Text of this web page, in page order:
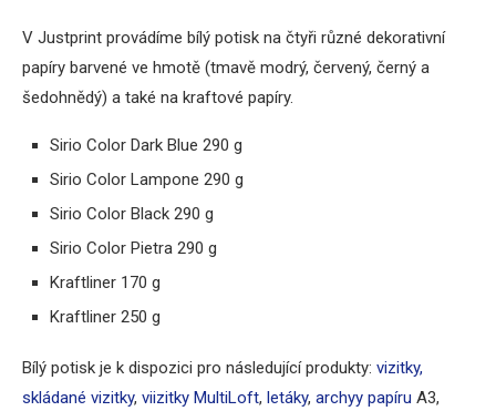
V Justprint provádíme bílý potisk na čtyři různé dekorativní
papíry barvené ve hmotě (tmavě modrý, červený, černý a
šedohnědý) a také na kraftové papíry.
Sirio Color Dark Blue 290 g
Sirio Color Lampone 290 g
Sirio Color Black 290 g
Sirio Color Pietra 290 g
Kraftliner 170 g
Kraftliner 250 g
Bílý potisk je k dispozici pro následující produkty: vizitky,
skládané vizitky, viizitky MultiLoft, letáky, archyy papíru A3,